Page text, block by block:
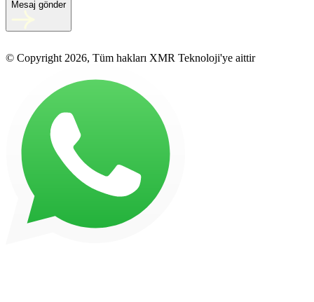
Mesaj gönder
© Copyright 2026, Tüm hakları XMR Teknoloji'ye aittir